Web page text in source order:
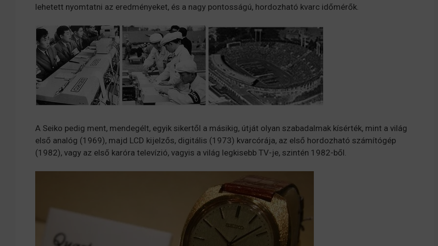
lehetett nyomtatni az eredményeket, és a nagy pontosságú, hordozható kvarc időmérők.
A Seiko pedig ment, mendegélt, egyik sikertől a másikig, útját olyan szabadalmak kísérték, mint a világ
első analóg (1969), majd LCD kijelzős, digitális (1973) kvarcórája, az első hordozható számítógép
(1982), vagy az első karóra televízió, vagyis a világ legkisebb TV-je, szintén 1982-ből.